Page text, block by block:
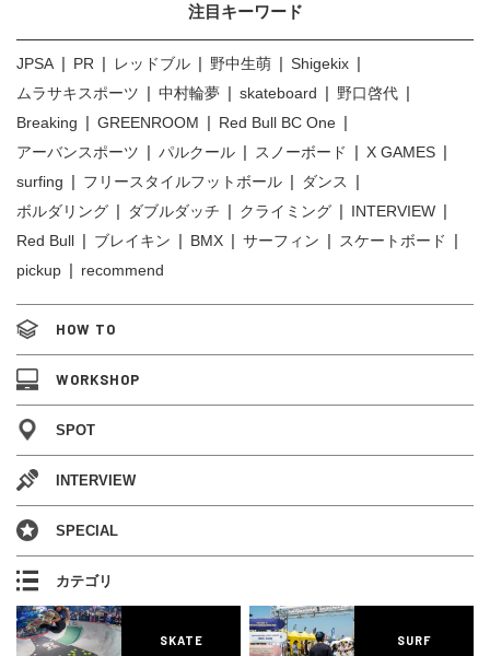
注目キーワード
JPSA PR レッドブル 野中生萌
Shigekix
ムラサキスポーツ
中村輪夢 skateboard
野口啓代
Breaking
GREENROOM
Red Bull BC One
アーバンスポーツ
パルクール スノーボード
X GAMES
surfing
フリースタイルフットボール
ダンス
ボルダリング
ダブルダッチ クライミング
INTERVIEW
Red Bull
ブレイキン BMX サーフィン
スケートボード
pickup
recommend
HOW TO
WORKSHOP
SPOT
INTERVIEW
SPECIAL
カテゴリ
SKATE SURF